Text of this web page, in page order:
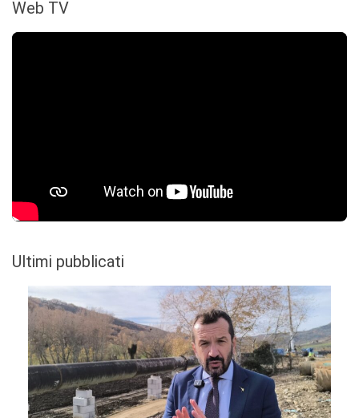
Web TV
Ultimi pubblicati